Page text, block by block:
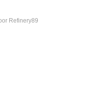
Refinery89